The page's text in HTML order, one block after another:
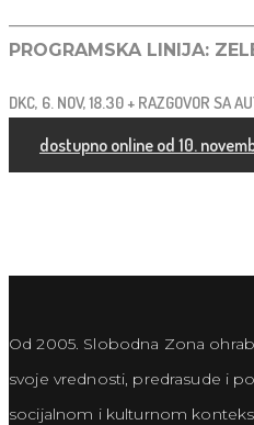
PROGRAMSKA LINIJA:
DKC, 6. NOV, 18.30 + RAZGOVOR SA
dostupno online od 10.
Od 2005. Slobodna Zona
svoje vrednosti, predrasude i
socijalnom i kulturnom